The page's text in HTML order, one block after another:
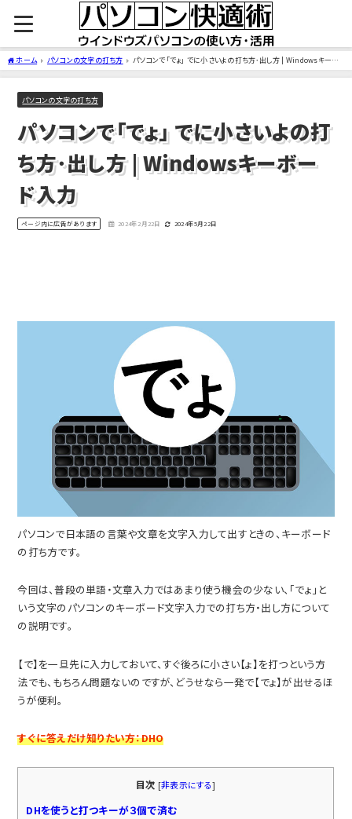
ホーム パソコンの文字の打ち方
パソコンで「でょ」 でに小さいよの打ち方･出し方 | Windowsキーボ
ード入力
パソコンの文字の打ち方
パソコンで「でょ」 でに小さいよの打
ち方･出し方 | Windowsキーボー
ド入力
ページ内に広告があります 2024年2月22日 2024年5月22日
パソコンで日本語の言葉や文章を文字入力して出すときの、キーボード
の打ち方です。
今回は、普段の単語・文章入力ではあまり使う機会の少ない、「でょ」と
いう文字のパソコンのキーボード文字入力での打ち方・出し方について
の説明です。
【で】を一旦先に入力しておいて、すぐ後ろに小さい【ょ】を打つという方
法でも、もちろん問題ないのですが、どうせなら一発で【でょ】が出せるほ
うが便利。
すぐに答えだけ知りたい方：DHO
目次 [非表示にする]
DHを使うと打つキーが３個で済む